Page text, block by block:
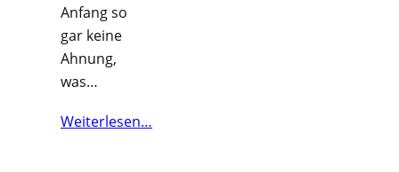
Anfang so
gar keine
Ahnung,
was…
Weiterlesen…